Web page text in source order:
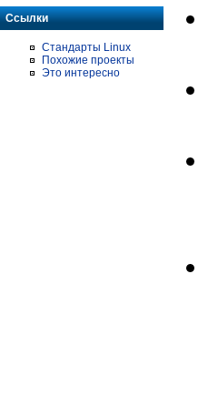
Ссылки
Стандарты Linux
Похожие проекты
Это интересно